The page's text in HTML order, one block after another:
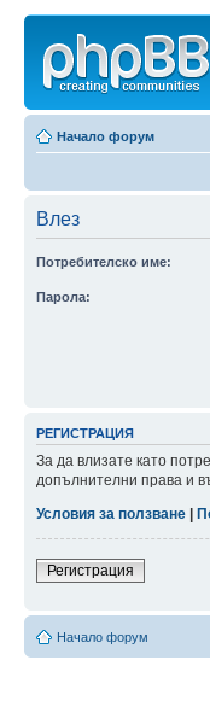
Начало форум
Влез
Потребителско име:
Парола:
РЕГИСТРАЦИЯ
За да влизате като
допълнителни права и
Условия за ползване
Регистрация
Начало форум